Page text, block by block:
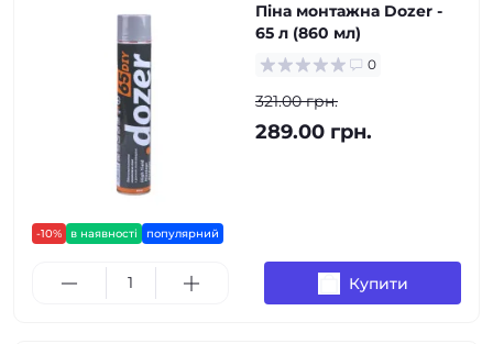
-10% в наявності популярний
Піна монтажна Dozer -
65 л (860 мл)
0
321.00 грн.
289.00 грн.
Купити